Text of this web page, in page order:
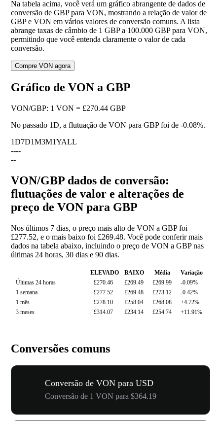
Na tabela acima, você verá um gráfico abrangente de dados de
conversão de GBP para VON, mostrando a relação de valor de
GBP e VON em vários valores de conversão comuns. A lista
abrange taxas de câmbio de 1 GBP a 100.000 GBP para VON,
permitindo que você entenda claramente o valor de cada
conversão.
Compre VON agora
Gráfico de VON a GBP
VON/GBP: 1 VON = £270.44 GBP
No passado 1D, a flutuação de VON para GBP foi de -0.08%.
1D7D1M3M1YALL
----
--
VON/GBP dados de conversão:
flutuações de valor e alterações de
preço de VON para GBP
Nos últimos 7 dias, o preço mais alto de VON a GBP foi
£277.52, e o mais baixo foi £269.48. Você pode conferir mais
dados na tabela abaixo, incluindo o preço de VON a GBP nas
últimas 24 horas, 30 dias e 90 dias.
ELEVADO BAIXO Média
Variação
Últimas 24 horas
£270.46 £269.49 £269.99
-0.09%
1 semana
£277.52 £269.48 £273.12
-0.42%
1 mês
£278.10 £258.04 £268.08
+4.72%
3 meses
£314.07 £234.14 £254.74 +11.91%
Conversões comuns
Conversão de VON para USD
Conversão de 1 VON para $364.19